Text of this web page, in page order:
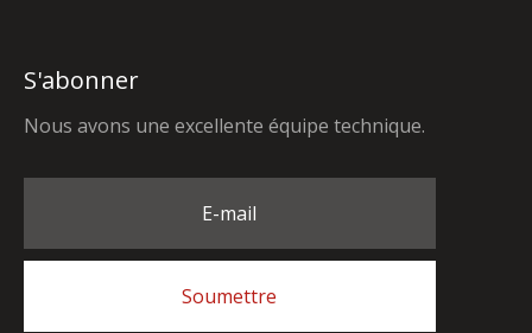
S'abonner
Nous avons une excellente équipe technique.
E-mail
Soumettre